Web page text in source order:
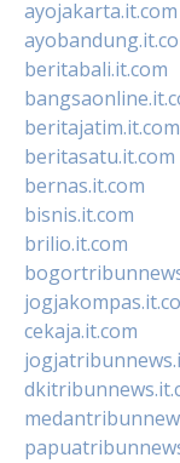
ayojakarta.it.com
beritabali.it.com
beritajatim.it.com
beritasatu.it.com
bernas.it.com
bisnis.it.com
brilio.it.com
cekaja.it.com